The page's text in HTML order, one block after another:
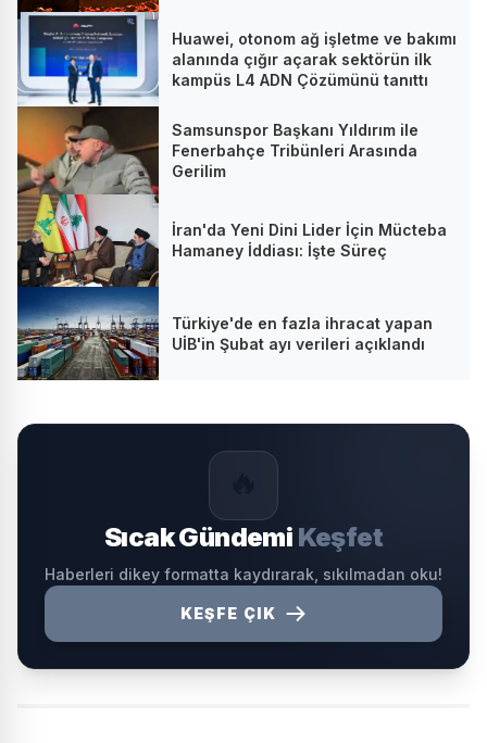
Huawei, otonom ağ işletme ve bakımı
alanında çığır açarak sektörün ilk
kampüs L4 ADN Çözümünü tanıttı
Samsunspor Başkanı Yıldırım ile
Fenerbahçe Tribünleri Arasında
Gerilim
İran'da Yeni Dini Lider İçin Mücteba
Hamaney İddiası: İşte Süreç
Türkiye'de en fazla ihracat yapan
UİB'in Şubat ayı verileri açıklandı
Sıcak Gündemi Keşfet
Haberleri dikey formatta kaydırarak, sıkılmadan oku!
KEŞFE ÇIK